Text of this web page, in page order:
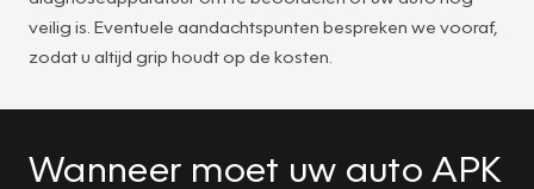
veilig is. Eventuele aandachtspunten bespreken we vooraf,
zodat u altijd grip houdt op de kosten.
Wanneer moet uw auto APK